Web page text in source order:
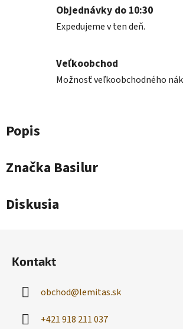
Objednávky do 10:30
Expedujeme v ten deň.
Veľkoobchod
Možnosť veľkoobchodného
Popis
Značka Basilur
Diskusia
Kontakt
obchod@lemitas.sk
+421 918 211 037